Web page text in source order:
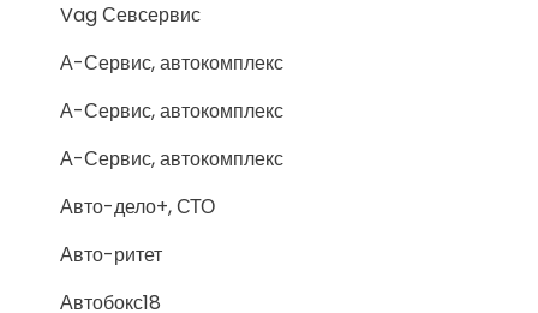
Vag Севсервис
А-Сервис, автокомплекс
А-Сервис, автокомплекс
А-Сервис, автокомплекс
Авто-дело+, СТО
Авто-ритет
Автобокс18